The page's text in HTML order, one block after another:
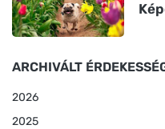
ARCHIVÁLT
2026
2025